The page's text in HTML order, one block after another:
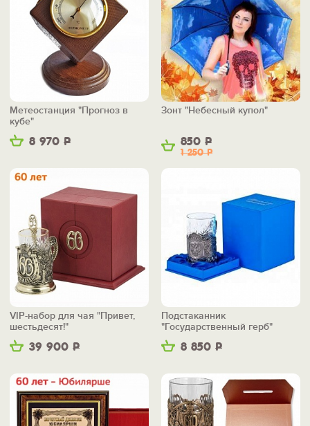
8 970 Р
Метеостанция "Прогноз в
кубе"
850 Р
1 250Р
Зонт "Небесный купол"
39 900 Р
VIP-набор для чая "Привет,
шестьдесят!"
8 850 Р
Подстаканник
"Государственный герб"